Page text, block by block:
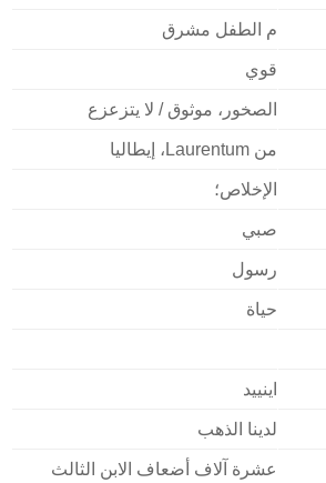
م الطفل مشرق
قوي
الصخور، موثوق / لا يتزعزع
الإخلاص؛
صبي
رسول
حياة
اينييد
لدينا الذهب
عشرة آلاف أضعاف الابن الثالث